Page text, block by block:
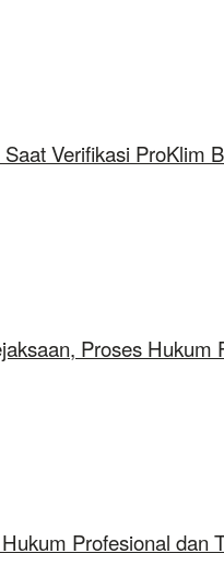
Verifikasi ProKlim
Proses
Profesional dan